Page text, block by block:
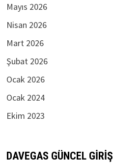
Mayıs 2026
Nisan 2026
Mart 2026
Şubat 2026
Ocak 2026
Ocak 2024
Ekim 2023
DAVEGAS GÜNCEL GIRIŞ